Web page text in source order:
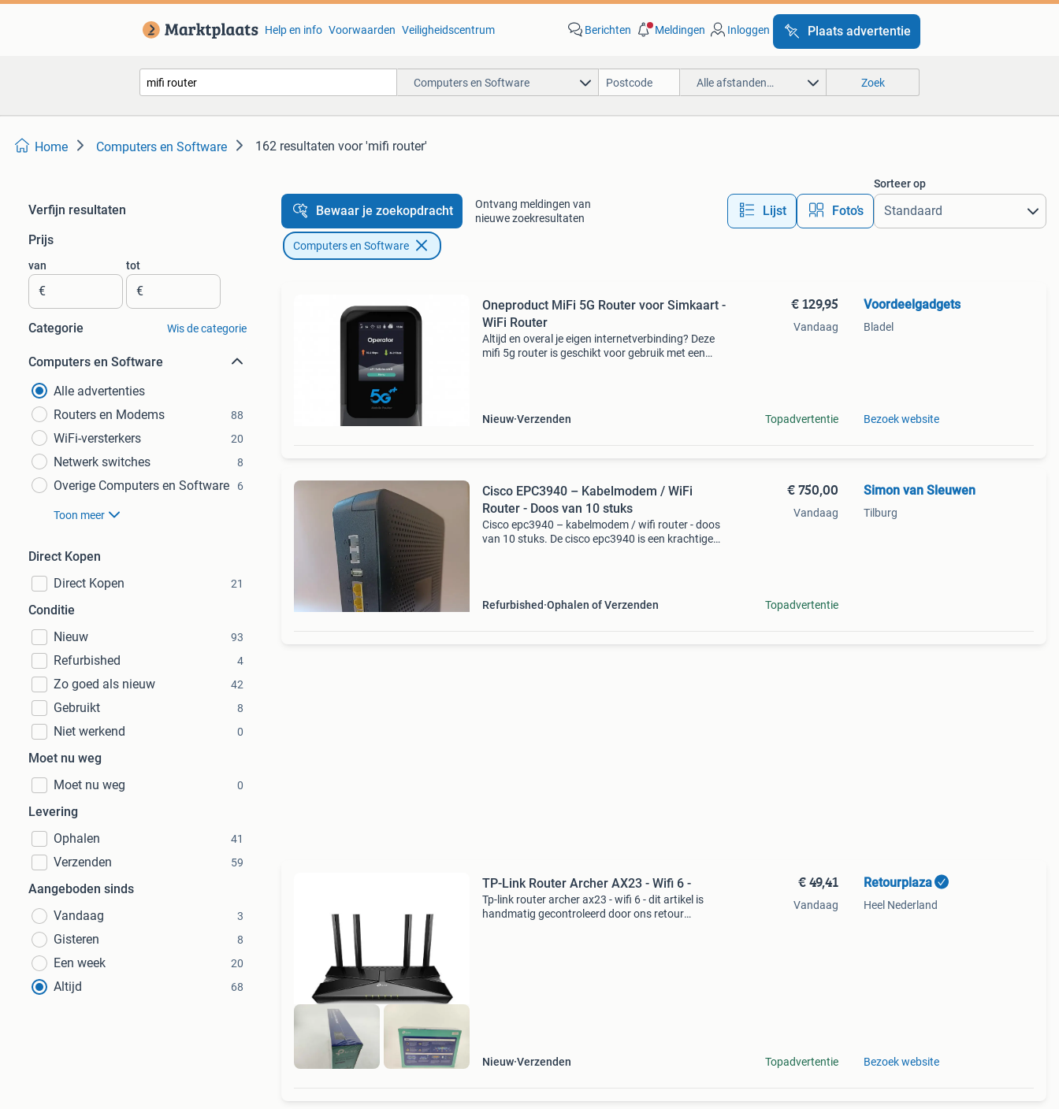
Help en info Voorwaarden Veiligheidscentrum Berichten Meldingen Inloggen Plaats advertentie
Computers en Software Alle afstanden… Zoek
Home Computers en Software 162 resultaten voor 'mifi router'
Verfijn resultaten
Prijs
van
€
tot
€
Categorie Wis de categorie
Computers en Software
Alle advertenties
Routers en Modems
88
WiFi-versterkers 20
Netwerk switches 8
Overige Computers en Software 6
Toon meer
Direct Kopen
Direct Kopen
21
Conditie
Nieuw
93
Refurbished 4
Zo goed als nieuw 42
Gebruikt 8
Niet werkend 0
Moet nu weg
Moet nu weg
0
Levering
Ophalen
41
Verzenden 59
Aangeboden sinds
Vandaag
3
Gisteren 8
Een week 20
Altijd 68
Bewaar je zoekopdracht
Ontvang meldingen van
nieuwe zoekresultaten
Lijst Foto’s
Sorteer op
Computers en Software
Oneproduct MiFi 5G Router voor Simkaart -
WiFi Router
Altijd en overal je eigen internetverbinding? Deze
mifi 5g router is geschikt voor gebruik met een
Nieuw Verzenden
€ 129,95
Vandaag
Topadvertentie
Voordeelgadgets
Bladel
Bezoek website
Cisco EPC3940 – Kabelmodem / WiFi
Router - Doos van 10 stuks
Cisco epc3940 – kabelmodem / wifi router - doos
van 10 stuks. De cisco epc3940 is een krachtige
Refurbished Ophalen of Verzenden
€ 750,00
Vandaag
Topadvertentie
Simon van Sleuwen
Tilburg
TP-Link Router Archer AX23 - Wifi 6 -
Tp-link router archer ax23 - wifi 6 - dit artikel is
handmatig gecontroleerd door ons retour
Nieuw Verzenden
€ 49,41
Vandaag
Topadvertentie
Retourplaza
Heel Nederland
Bezoek website